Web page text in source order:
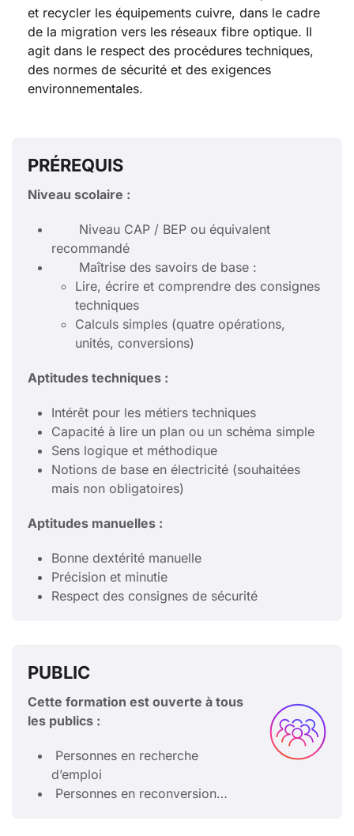
et recycler les équipements cuivre, dans le cadre
de la migration vers les réseaux fibre optique. Il
agit dans le respect des procédures techniques,
des normes de sécurité et des exigences
environnementales.
PRÉREQUIS
Niveau scolaire :
Niveau CAP / BEP ou équivalent
recommandé
Maîtrise des savoirs de base :
Lire, écrire et comprendre des consignes
techniques
Calculs simples (quatre opérations,
unités, conversions)
Aptitudes techniques :
Intérêt pour les métiers techniques
Capacité à lire un plan ou un schéma simple
Sens logique et méthodique
Notions de base en électricité (souhaitées
mais non obligatoires)
Aptitudes manuelles :
Bonne dextérité manuelle
Précision et minutie
Respect des consignes de sécurité
PUBLIC
Cette formation est ouverte à tous
les publics :
Personnes en recherche
d’emploi
Personnes en reconversion…